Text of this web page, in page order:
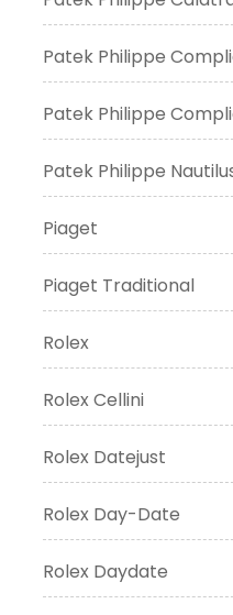
Patek Philippe
Patek Philippe
Patek Philippe
Piaget
Piaget Traditional
Rolex
Rolex Cellini
Rolex Datejust
Rolex Day-Date
Rolex Daydate